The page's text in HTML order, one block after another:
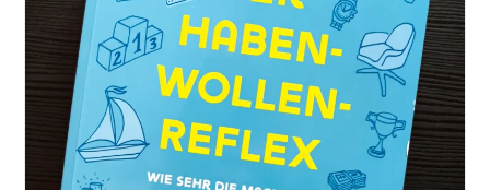
Zu
Großem
Erfolg
Und
Glück
Kommt
Von
Jeff
Olson